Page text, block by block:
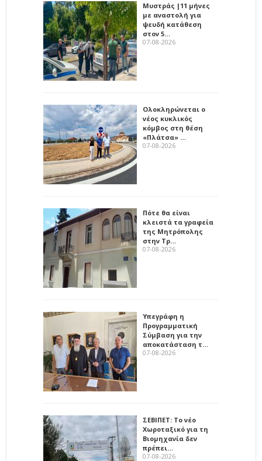
Μυστράς |11 μήνες
με αναστολή για
ψευδή κατάθεση
στον 5…
07-08-2026
Ολοκληρώνεται ο
νέος κυκλικός
κόμβος στη θέση
«Πλάτσα» …
07-08-2026
Πότε θα είναι
κλειστά τα γραφεία
της Μητρόπολης
στην Τρ…
07-08-2026
Υπεγράφη η
Προγραμματική
Σύμβαση για την
αποκατάσταση τ…
07-08-2026
ΣΕΒΙΠΕΤ: Το νέο
Χωροταξικό για τη
Βιομηχανία δεν
πρέπει…
07-08-2026